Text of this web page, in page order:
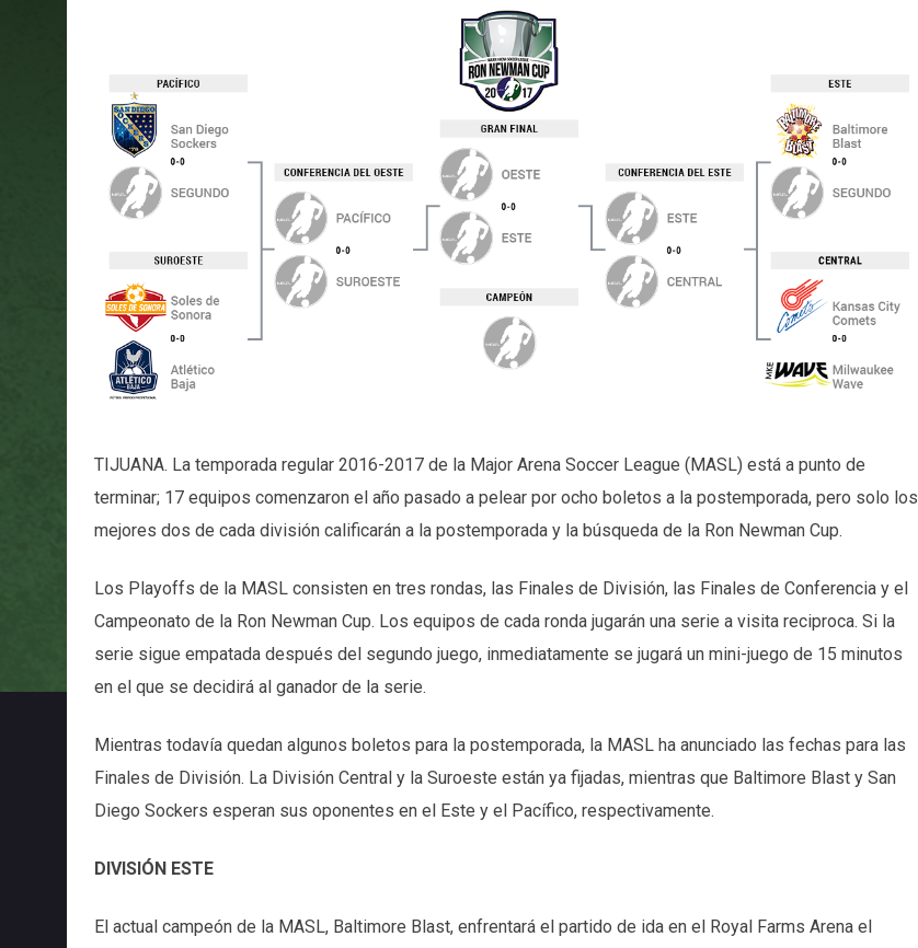
TIJUANA. La temporada regular 2016-2017 de la Major Arena Soccer League (MASL) está a punto de
terminar; 17 equipos comenzaron el año pasado a pelear por ocho boletos a la postemporada, pero solo los
mejores dos de cada división calificarán a la postemporada y la búsqueda de la Ron Newman Cup.
Los Playoffs de la MASL consisten en tres rondas, las Finales de División, las Finales de Conferencia y el
Campeonato de la Ron Newman Cup. Los equipos de cada ronda jugarán una serie a visita reciproca. Si la
serie sigue empatada después del segundo juego, inmediatamente se jugará un mini-juego de 15 minutos
en el que se decidirá al ganador de la serie.
Mientras todavía quedan algunos boletos para la postemporada, la MASL ha anunciado las fechas para las
Finales de División. La División Central y la Suroeste están ya fijadas, mientras que Baltimore Blast y San
Diego Sockers esperan sus oponentes en el Este y el Pacífico, respectivamente.
DIVISIÓN ESTE
El actual campeón de la MASL, Baltimore Blast, enfrentará el partido de ida en el Royal Farms Arena el